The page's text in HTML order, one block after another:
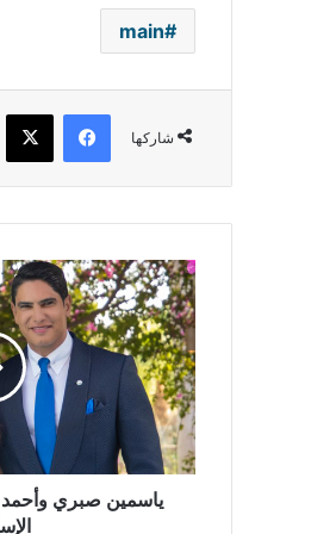
main
شاركها
فيسبوك ‫X
ياسمين
صبري
وأحمد
ابوهشيمة
على
كورنيش
الإسكندرية
ياسمين صبري